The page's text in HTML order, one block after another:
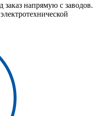
напрямую с заводов.